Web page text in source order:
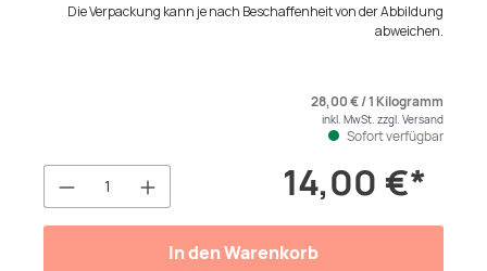
Die Verpackung kann je nach Beschaffenheit von der Abbildung
abweichen.
Produkt Anzahl: Gib den14,00 €*
28,00 € / 1 Kilogramm
inkl. MwSt. zzgl. Versand
Sofort verfügbar
In den Warenkorb